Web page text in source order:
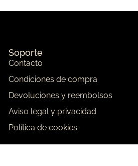
Soporte
Contacto
Condiciones de compra
Devoluciones y reembolsos
Aviso legal y privacidad
Política de cookies